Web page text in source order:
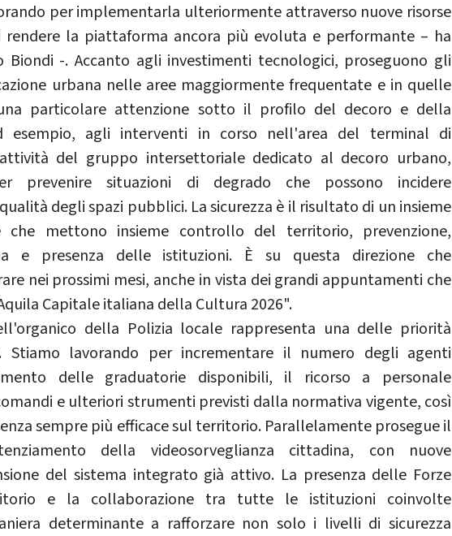
per implementarla ulteriormente attraverso nuove risorse
rendere la piattaforma ancora più evoluta e performante – ha
Biondi -. Accanto agli investimenti tecnologici, proseguono gli
urbana nelle aree maggiormente frequentate e in quelle
particolare attenzione sotto il profilo del decoro e della
esempio, agli interventi in corso nell'area del terminal di
del gruppo intersettoriale dedicato al decoro urbano,
prevenire situazioni di degrado che possono incidere
degli spazi pubblici. La sicurezza è il risultato di un insieme
che mettono insieme controllo del territorio, prevenzione,
e presenza delle istituzioni. È su questa direzione che
nei prossimi mesi, anche in vista dei grandi appuntamenti che
Capitale italiana della Cultura 2026".
della Polizia locale rappresenta una delle priorità
Stiamo lavorando per incrementare il numero degli agenti
delle graduatorie disponibili, il ricorso a personale
e ulteriori strumenti previsti dalla normativa vigente, così
sempre più efficace sul territorio. Parallelamente prosegue il
della videosorveglianza cittadina, con nuove
del sistema integrato già attivo. La presenza delle Forze
e la collaborazione tra tutte le istituzioni coinvolte
determinante a rafforzare non solo i livelli di sicurezza